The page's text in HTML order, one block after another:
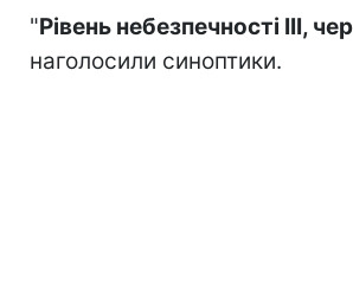
"Рівень небезпечності IІІ,
наголосили синоптики.